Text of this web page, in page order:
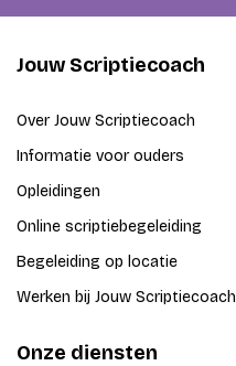
Jouw Scriptiecoach
Over Jouw Scriptiecoach
Informatie voor ouders
Opleidingen
Online scriptiebegeleiding
Begeleiding op locatie
Werken bij Jouw Scriptiecoach
Onze diensten